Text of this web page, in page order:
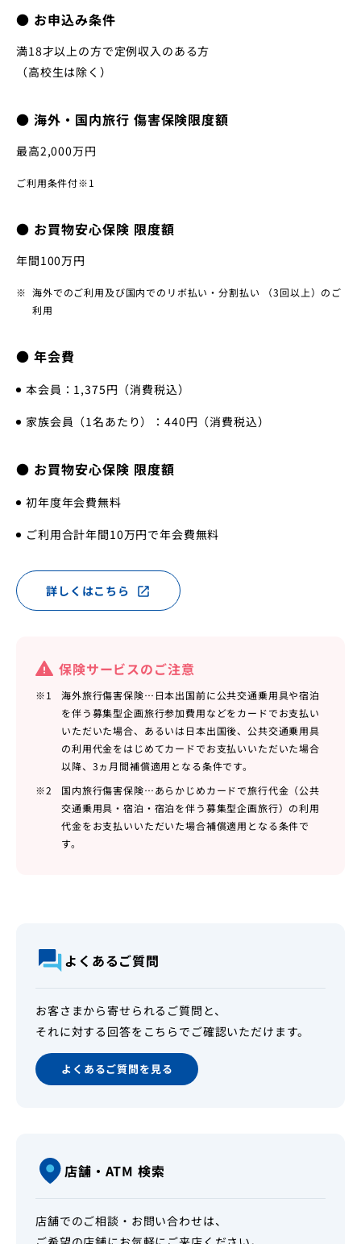
● お申込み条件
満18才以上の方で定例収入のある方
（高校生は除く）
● 海外・国内旅行 傷害保険限度額
最高2,000万円
ご利用条件付※1
● お買物安心保険 限度額
年間100万円
海外でのご利用及び国内でのリボ払い・分割払い （3回以上）のご
利用
● 年会費
本会員：1,375円（消費税込）
家族会員（1名あたり）：440円（消費税込）
● お買物安心保険 限度額
初年度年会費無料
ご利用合計年間10万円で年会費無料
詳しくはこちら open_in_new
保険サービスのご注意
※1
海外旅行傷害保険…日本出国前に公共交通乗用具や宿泊
を伴う募集型企画旅行参加費用などをカードでお支払い
いただいた場合、あるいは日本出国後、公共交通乗用具
の利用代金をはじめてカードでお支払いいただいた場合
以降、3ヵ月間補償適用となる条件です。
※2
国内旅行傷害保険…あらかじめカードで旅行代金（公共
交通乗用具・宿泊・宿泊を伴う募集型企画旅行）の利用
代金をお支払いいただいた場合補償適用となる条件で
す。
よくあるご質問
お客さまから寄せられるご質問と、
それに対する回答をこちらでご確認いただけます。
よくあるご質問を見る
店舗・ATM 検索
店舗でのご相談・お問い合わせは、